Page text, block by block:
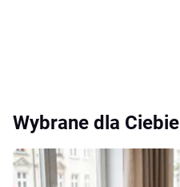
Wybrane dla Ciebie